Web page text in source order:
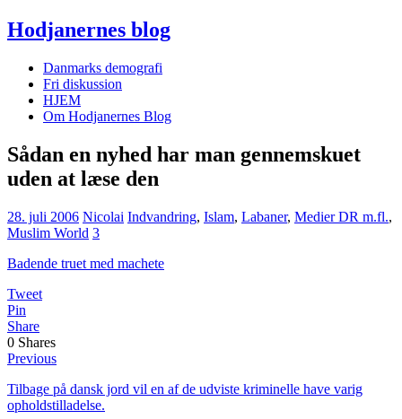
Hodjanernes blog
Danmarks demografi
Fri diskussion
HJEM
Om Hodjanernes Blog
Sådan en nyhed har man gennemskuet
uden at læse den
28. juli 2006 Nicolai Indvandring, Islam, Labaner, Medier DR m.fl.,
Muslim World 3
Badende truet med machete
Tweet
Pin
Share
0 Shares
Previous
Tilbage på dansk jord vil en af de udviste kriminelle have varig
opholdstilladelse.